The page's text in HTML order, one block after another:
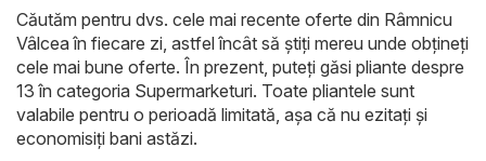
Căutăm pentru dvs. cele mai recente oferte din Râmnicu
Vâlcea în fiecare zi, astfel încât să știți mereu unde obțineți
cele mai bune oferte. În prezent, puteți găsi pliante despre
13 în categoria Supermarketuri. Toate pliantele sunt
valabile pentru o perioadă limitată, așa că nu ezitați și
economisiți bani astăzi.